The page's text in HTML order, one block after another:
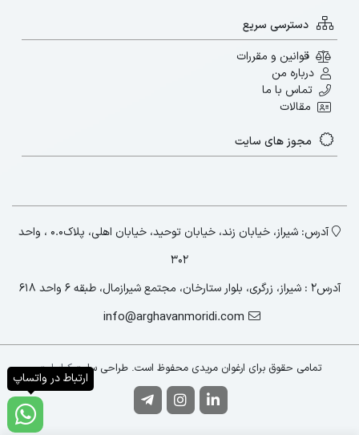
پیشنهاد ما مطالعه بلاگ:
3-ساختن رابطه حرفه‌ای
همان‌طور که اشاره شد، برخلاف استخدام سنتی،
جستجوی اجرایی یا همان هدهانتینگ نیاز به
جستجوی کارجوهایی دارد که به دنبال شغل
دیگری نیستند و یا در حال حاضر شاغل هستند و
پیشنهادهای شغلی بهتر با مزایای بهتر می‌تواند
برای آن‌ها جالب توجه باشد. این موضوع
دسترسی سریع
قوانین و مقررات
درباره من
تماس با ما
مقالات
مجوز های سایت
آدرس: شیراز، خیابان زند، خیابان توحید، خیابان اهلی، پلاک۰.۰ ، واحد
۳۰۲
آدرس2 : شیراز، زرگری، بلوار ستارخان، مجتمع شیرازمال، طبقه ۶ واحد ۶۱۸
info@arghavanmoridi.com
تمامی حقوق برای ارغوان مریدی محفوظ است. طراحی سایت:کیاسایت
ارتباط در واتساپ